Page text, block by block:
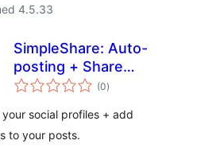
4.5.33
SimpleShare: Auto-
posting + Share
Buttons for Social
(0totale
vurderinger
)
social profiles + add
to your posts.